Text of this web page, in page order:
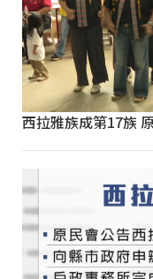
西拉雅族成第17族